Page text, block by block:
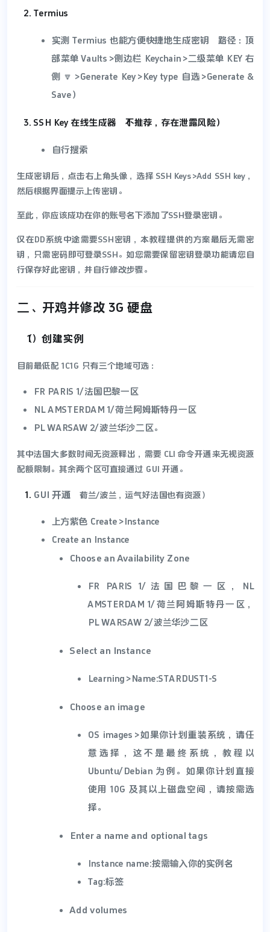
Termius
实测 Termius 也能方便快捷地生成密钥（路径：顶
部菜单 Vaults>侧边栏 Keychain>二级菜单 KEY 右
侧 🔽>Generate Key>Key type 自选>Generate &
Save）
SSH Key 在线生成器（不推荐，存在泄露风险）
自行搜索
生成密钥后，点击右上角头像，选择 SSH Keys>Add SSH key，
然后根据界面提示上传密钥。
至此，你应该成功在你的账号名下添加了SSH登录密钥。
仅在DD系统中途需要SSH密钥，本教程提供的方案最后无需密
钥，只需密码即可登录SSH。如您需要保留密钥登录功能请您自
行保存好此密钥，并自行修改步骤。
二、开鸡并修改 3G 硬盘
（1）创建实例
目前最低配 1C1G 只有三个地域可选：
FR PARIS 1/法国巴黎一区
NL AMSTERDAM 1/荷兰阿姆斯特丹一区
PL WARSAW 2/波兰华沙二区。
其中法国大多数时间无资源释出，需要 CLI 命令开通来无视资源
配额限制。其余两个区可直接通过 GUI 开通。
GUI 开通 ​（荷兰/波兰，运气好法国也有资源）
上方紫色 Create>Instance
Create an Instance
Choose an Availability Zone
FR PARIS 1/法国巴黎一区，NL
AMSTERDAM 1/荷兰阿姆斯特丹一区，
PL WARSAW 2/波兰华沙二区
Select an Instance
Learning>Name:STARDUST1-S
Choose an image
OS images>如果你计划重装系统，请任
意选择，这不是最终系统，教程以
Ubuntu/Debian 为例。如果你计划直接
使用 10G 及其以上磁盘空间，请按需选
择。
Enter a name and optional tags
Instance name:按需输入你的实例名
Tag:标签
Add volumes